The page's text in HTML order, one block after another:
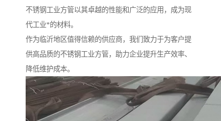
不锈钢工业方管以其卓越的性能和广泛的应用，成为现
代工业*的材料。
作为临沂地区值得信赖的供应商，我们致力于为客户提
供高品质的不锈钢工业方管，助力企业提升生产效率、
降低维护成本。